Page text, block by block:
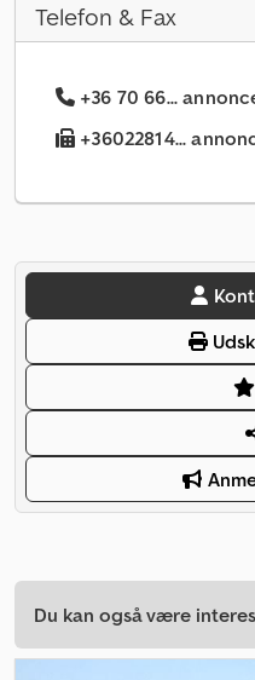
Telefon & Fax
+36 70 66...
+36022814...
Du kan også være